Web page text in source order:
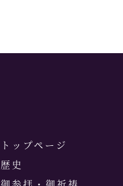
トップページ
歴史